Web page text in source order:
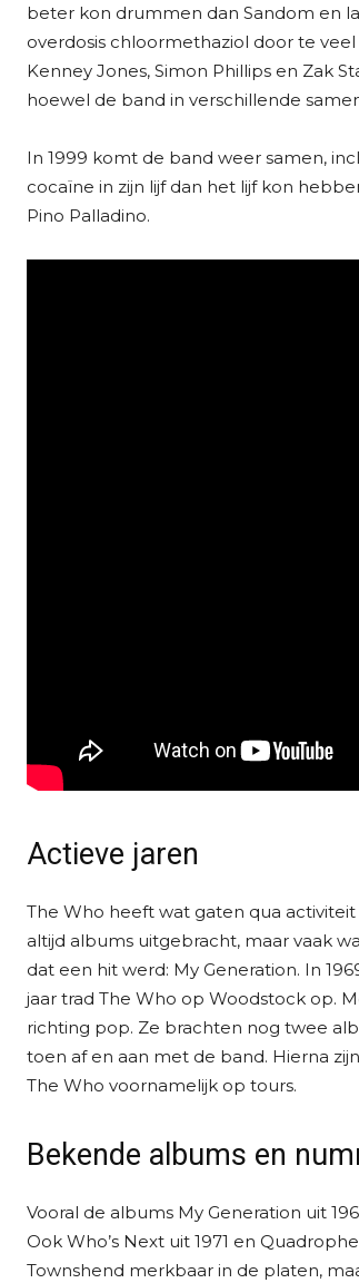
beter kon drummen dan Sandom en
overdosis chloormethaziol door te
Kenney Jones, Simon Phillips en Zak
hoewel de band in verschillende
In 1999 komt de band weer samen,
cocaïne in zijn lijf dan het lijf kon
Pino Palladino.
Actieve jaren
The Who heeft wat gaten qua
altijd albums uitgebracht, maar vaak
dat een hit werd: My Generation. In
jaar trad The Who op Woodstock op.
richting pop. Ze brachten nog twee
toen af en aan met de band. Hierna
The Who voornamelijk op tours.
Bekende albums en
Vooral de albums My Generation uit
Ook Who’s Next uit 1971 en
Townshend merkbaar in de platen,